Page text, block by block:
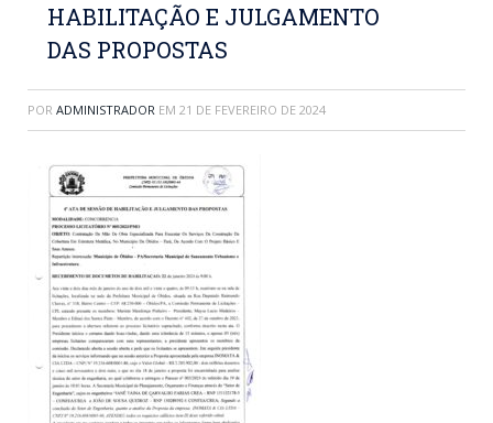
HABILITAÇÃO E JULGAMENTO
DAS PROPOSTAS
POR ADMINISTRADOR EM 21 DE FEVEREIRO DE 2024